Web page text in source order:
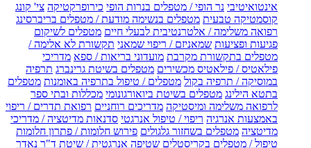
אינטואיטיבי נר הופי / מטפלים בנרות הופי כירופרקטיקה צי' קונג
קוסמטיקה טבעית מטפלים בנשימה מודעת / מטפלים בריברסינג
רפואה משלימה / אלטרנטיבית לבעלי חיים מטפלים לשיקום
פגיעות ופציעות שמאניזם / ריפוי שמאני תקשורת לא אלימה /
מטפלים בתקשורת מקרבת מועדוני בריאות / ספא מדריכי
פילאטיס / פילאטיס מכשירים מטפלים בשיטת גרינברג תרפיה
במוסיקה / תרפיה בקול מטפלים / טיפול בתרפיה באומנות מטפלים
בתטא הילינג מטפלים בשיטת ביואורגונומי מכללות ובתי ספר
לרפואה משלימה ומיסטיקה מדריכים רוחניים רפואת תדרים / ריפוי
באמצעות אנרגיה ריפוי / טיפול אנרגטי סדנאות מדיטציה / מדריכי
מדיטציה מטפלים בשחזור גלגולים פירוש חלומות / פתרון חלומות
טיפול / מטפלים בקריסטלים שטיפה אנרגטית / שיטת ד"ר נאדר